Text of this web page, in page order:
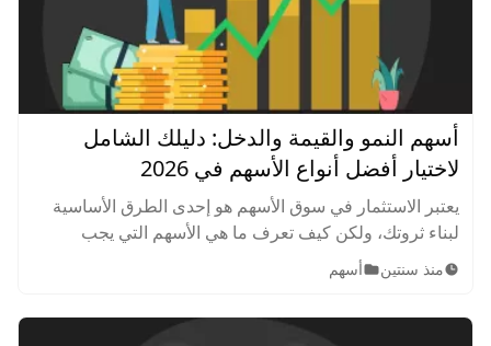
أسهم النمو والقيمة والدخل: دليلك الشامل
لاختيار أفضل أنواع الأسهم في 2026
يعتبر الاستثمار في سوق الأسهم هو إحدى الطرق الأساسية
لبناء ثروتك، ولكن كيف تعرف ما هي الأسهم التي يجب
الاستثمار فيها؟
منذ سنتين أسهم